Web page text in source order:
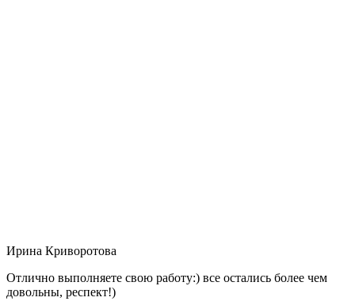
Ирина Криворотова
Отлично выполняете свою работу:) все остались более чем
довольны, респект!)